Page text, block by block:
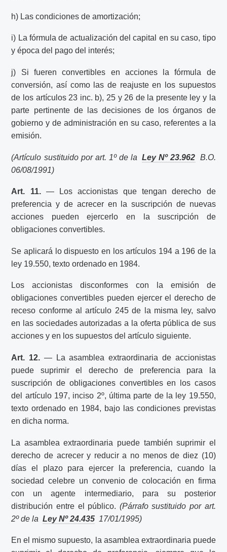
h) Las condiciones de amortización;
i) La fórmula de actualización del capital en su caso, tipo
y época del pago del interés;
j) Si fueren convertibles en acciones la fórmula de
conversión, así como las de reajuste en los supuestos
de los artículos 23 inc. b), 25 y 26 de la presente ley y la
parte pertinente de las decisiones de los órganos de
gobierno y de administración en su caso, referentes a la
emisión.
(Artículo sustituido por art. 1º de la Ley Nº 23.962 B.O.
06/08/1991)
Art. 11.— Los accionistas que tengan derecho de
preferencia y de acrecer en la suscripción de nuevas
acciones pueden ejercerlo en la suscripción de
obligaciones convertibles.
Se aplicará lo dispuesto en los artículos 194 a 196 de la
ley 19.550, texto ordenado en 1984.
Los accionistas disconformes con la emisión de
obligaciones convertibles pueden ejercer el derecho de
receso conforme al artículo 245 de la misma ley, salvo
en las sociedades autorizadas a la oferta pública de sus
acciones y en los supuestos del artículo siguiente.
Art. 12. — La asamblea extraordinaria de accionistas
puede suprimir el derecho de preferencia para la
suscripción de obligaciones convertibles en los casos
del artículo 197, inciso 2º, última parte de la ley 19.550,
texto ordenado en 1984, bajo las condiciones previstas
en dicha norma.
La asamblea extraordinaria puede también suprimir el
derecho de acrecer y reducir a no menos de diez (10)
días el plazo para ejercer la preferencia, cuando la
sociedad celebre un convenio de colocación en firma
con un agente intermediario, para su posterior
distribución entre el público. (Párrafo sustituido por art.
2º de la Ley Nº 24.435 17/01/1995)
En el mismo supuesto, la asamblea extraordinaria puede